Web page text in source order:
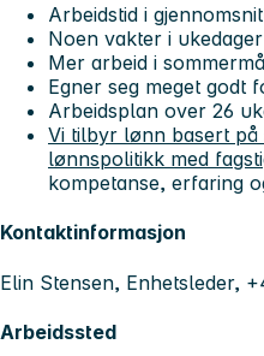
Arbeidstid i
Noen vakter i
Mer arbeid i
Egner seg meget godt
Arbeidsplan over 26
Vi tilbyr lønn basert
lønnspolitikk med
kompetanse, erfaring
Kontaktinformasjon
Elin Stensen, Enhetsleder,
Arbeidssted